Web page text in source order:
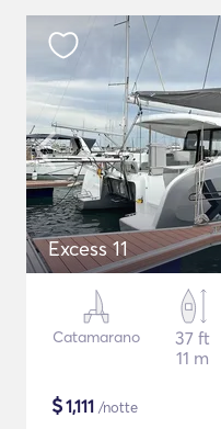
Excess 11
Catamarano
37 ft
11 m
$1,111 /notte